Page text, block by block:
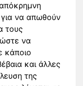
να απωθούν
τους
να
κάποιο
και άλλες
της